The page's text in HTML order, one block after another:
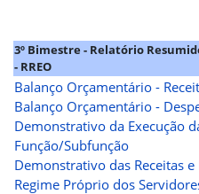
3º Bimestre - Relatório
- RREO
Balanço Orçamentário -
Balanço Orçamentário -
Demonstrativo da Execução
Função/Subfunção
Demonstrativo das Receitas
Regime Próprio dos